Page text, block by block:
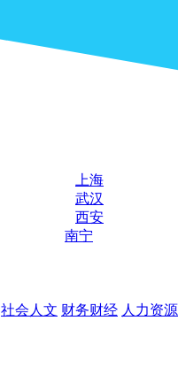
上海
武汉
西安
南宁
社会人文 财务财经 人力资源